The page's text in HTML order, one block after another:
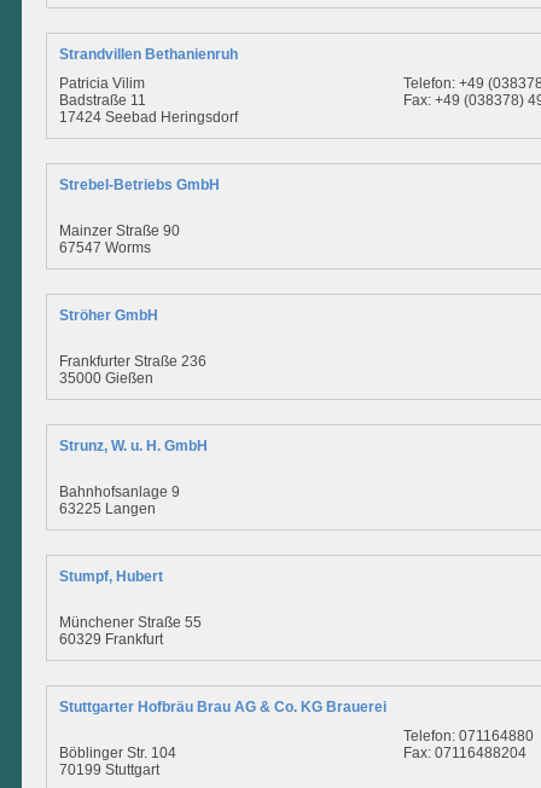
Strandvillen Bethanienruh
Patricia Vilim
Badstraße 11
17424 Seebad Heringsdorf
Telefon: +49
Fax: +49 (038378)
Strebel-Betriebs GmbH
Mainzer Straße 90
67547 Worms
Ströher GmbH
Frankfurter Straße 236
35000 Gießen
Strunz, W. u. H. GmbH
Bahnhofsanlage 9
63225 Langen
Stumpf, Hubert
Münchener Straße 55
60329 Frankfurt
Stuttgarter Hofbräu Brau AG & Co. KG Brauerei
Böblinger Str. 104
70199 Stuttgart
Telefon: 071164880
Fax: 07116488204